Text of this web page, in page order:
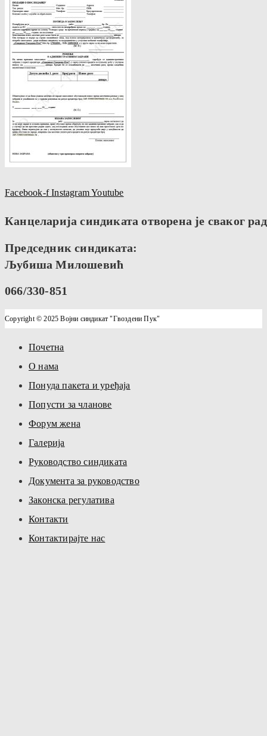
Facebook-f InstagramYoutube
Канцеларија синдиката отворена је сваког
Председник синдиката:
Љубиша Милошевић
066/330-851
Copyright © 2025 Војни синдикат "Гвоздени Пук"
Почетна
О нама
Понуда пакета и уређаја
Попусти за чланове
Форум жена
Галерија
Руководство синдиката
Документа за руководство
Законска регулатива
Контакти
Контактирајте нас